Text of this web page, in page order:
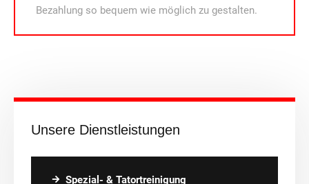
Unsere Dienstleistungen
Spezial- & Tatortreinigung
Bezahlung so bequem wie möglich zu gestalten.